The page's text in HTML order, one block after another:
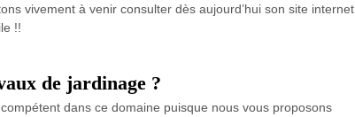
vivement à venir consulter dès aujourd’hui son site internet
!!
de jardinage ?
dans ce domaine puisque nous vous proposons